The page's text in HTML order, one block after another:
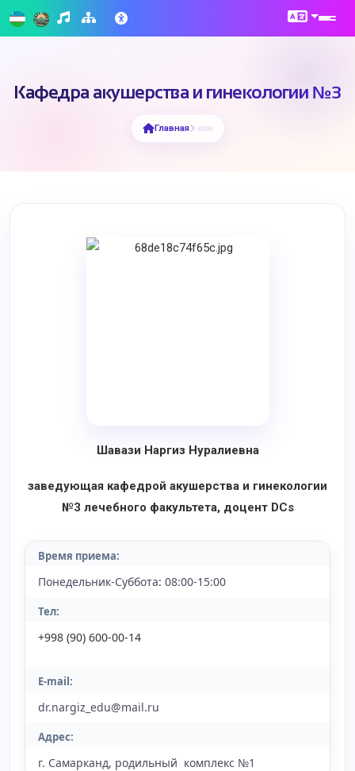
Кафедра акушерства и гинекологии №3
Главная
Шавази Наргиз Нуралиевна
заведующая кафедрой акушерства и гинекологии
№3 лечебного факультета, доцент DCs
Время приема:
Понедельник-Суббота: 08:00-15:00
Тел:
+998 (90) 600-00-14
E-mail:
dr.nargiz_edu@mail.ru
Адрес:
г. Самарканд, родильный комплекс №1